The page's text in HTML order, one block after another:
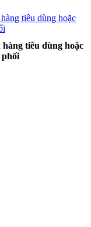
tiêu dùng hoặc
phối